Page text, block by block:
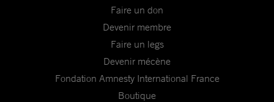
Faire un don
Devenir membre
Faire un legs
Devenir mécène
Fondation Amnesty International France
Boutique